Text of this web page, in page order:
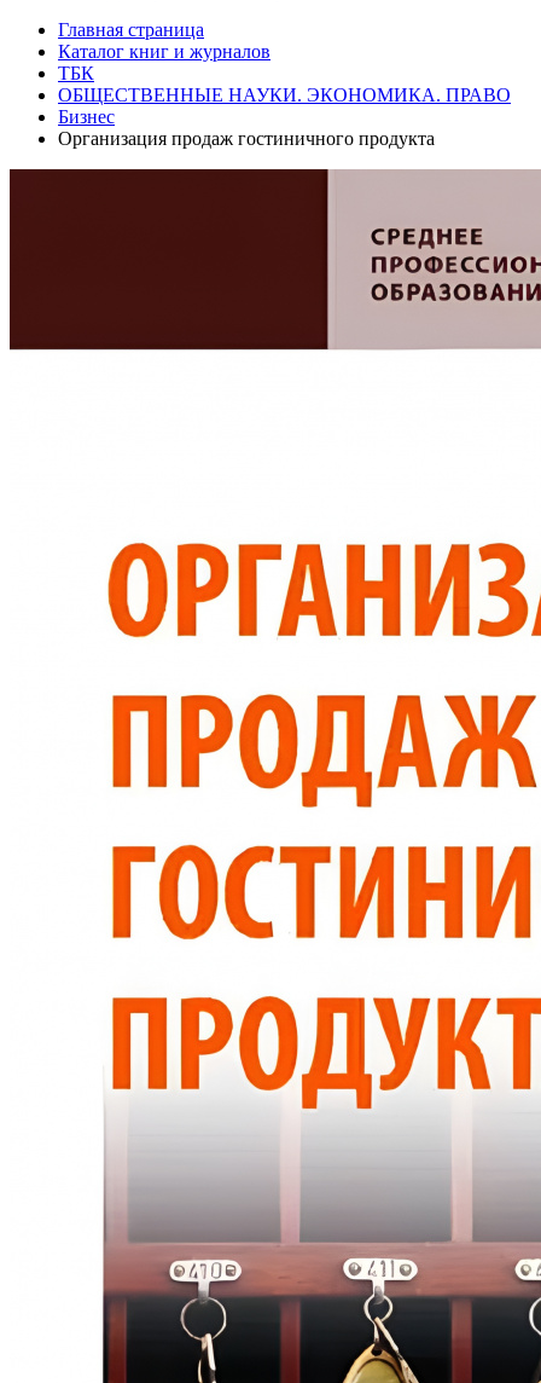
Главная страница
Каталог книг и журналов
ТБК
ОБЩЕСТВЕННЫЕ НАУКИ. ЭКОНОМИКА. ПРАВО
Бизнес
Организация продаж гостиничного продукта